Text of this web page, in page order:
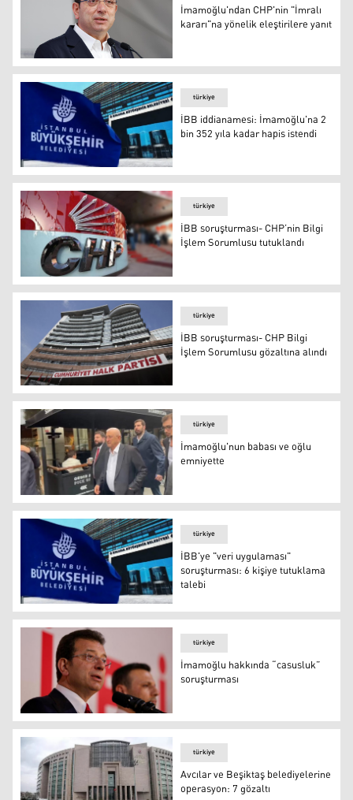
İmamoğlu'ndan CHP'nin "İmralı kararı"na yönelik
İmamoğlu'ndan CHP'nin "İmralı
kararı"na yönelik eleştirilere yanıt
İBB iddianamesi: İmamoğlu'na 2 bin 352 yıla kadar
türkiye
İBB iddianamesi: İmamoğlu'na 2
bin 352 yıla kadar hapis istendi
İBB soruşturması- CHP’nin Bilgi İşlem Sorumlusu
türkiye
İBB soruşturması- CHP’nin Bilgi
İşlem Sorumlusu tutuklandı
İBB soruşturması- CHP Bilgi İşlem Sorumlusu gözaltına
türkiye
İBB soruşturması- CHP Bilgi
İşlem Sorumlusu gözaltına alındı
İmamoğlu'nun babası ve oğlu emniyette
türkiye
İmamoğlu'nun babası ve oğlu
emniyette
İBB'ye "veri uygulaması" soruşturması: 6 kişiye
türkiye
İBB'ye "veri uygulaması"
soruşturması: 6 kişiye tutuklama
talebi
İmamoğlu hakkında “casusluk” soruşturması
türkiye
İmamoğlu hakkında “casusluk”
soruşturması
türkiye
Avcılar ve Beşiktaş belediyelerine
operasyon: 7 gözaltı